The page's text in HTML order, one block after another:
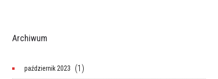
Archiwum
październik 2023 (1)